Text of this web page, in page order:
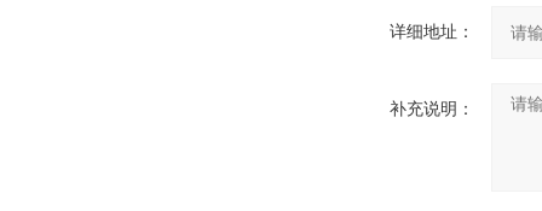
详细地址：
补充说明：